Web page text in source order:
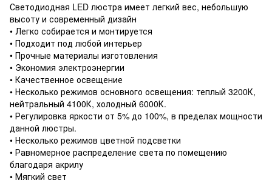
Светодиодная LED люстра имеет легкий вес, небольшую
высоту и современный дизайн
• Легко собирается и монтируется
• Подходит под любой интерьер
• Прочные материалы изготовления
• Экономия электроэнергии
• Качественное освещение
• Несколько режимов основного освещения: теплый 3200К,
нейтральный 4100К, холодный 6000К.
• Регулировка яркости от 5% до 100%, в пределах мощности
данной люстры.
• Несколько режимов цветной подсветки
• Равномерное распределение света по помещению
благодаря акрилу
• Мягкий свет